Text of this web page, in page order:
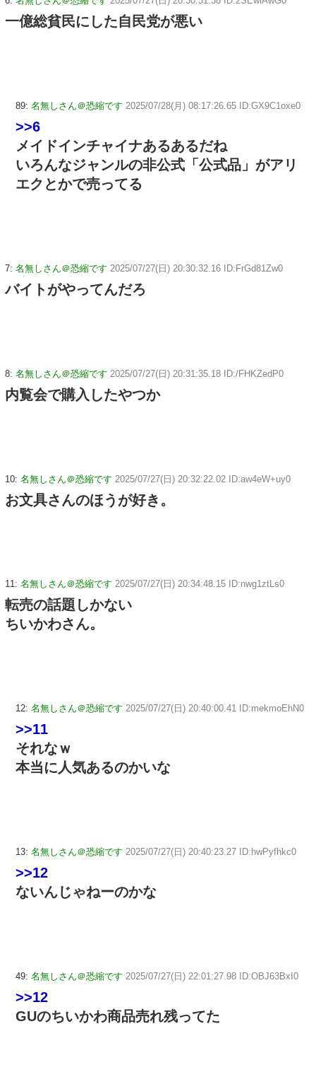
一億総貧民にした自民党が悪い
89: 名無しさん＠恐縮です 2025/07/28(月) 08:17:26.65 ID:GX9C1oxe0
>>6
メイドインチャイナあるあるだね
いろんなジャンルの非公式「公式品」がアリ
エクとかで売ってる
7: 名無しさん＠恐縮です 2025/07/27(日) 20:30:32.16 ID:FrGd81Zw0
バイトがやってんだろ
8: 名無しさん＠恐縮です 2025/07/27(日) 20:31:35.18 ID:/FHKZedP0
内覧会で購入したやつか
10: 名無しさん＠恐縮です 2025/07/27(日) 20:32:22.02 ID:aw4eW+uy0
お文具さんのほうが好き。
11: 名無しさん＠恐縮です 2025/07/27(日) 20:34:48.15 ID:nwg1ztLs0
転売の話題しかない
ちいかわさん。
12: 名無しさん＠恐縮です 2025/07/27(日) 20:40:00.41 ID:mekmoEhN0
>>11
それなｗ
本当に人気あるのかいな
13: 名無しさん＠恐縮です 2025/07/27(日) 20:40:23.27 ID:hwPyfhkc0
>>12
ないんじゃねーのかな
49: 名無しさん＠恐縮です 2025/07/27(日) 22:01:27.98 ID:OBJ63BxI0
>>12
GUのちいかわ商品売れ残ってた